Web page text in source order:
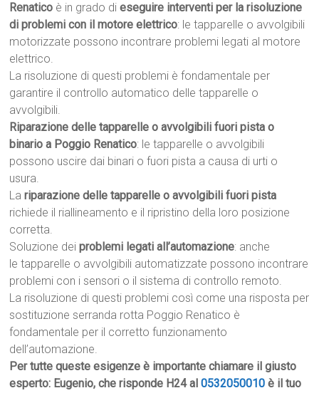
Renatico è in grado dieseguire interventi per la risoluzione
di problemi con il motore elettrico: le tapparelle o avvolgibili
motorizzate possono incontrare problemi legati al motore
elettrico.
La risoluzione di questi problemi è fondamentale per
garantire il controllo automatico delle tapparelle o
avvolgibili.
Riparazione delle tapparelle o avvolgibili fuori pista o
binario a Poggio Renatico: le tapparelle o avvolgibili
possono uscire dai binari o fuori pista a causa di urti o
usura.
Lariparazione delle tapparelle o avvolgibili fuori pista
richiede il riallineamento e il ripristino della loro posizione
corretta.
Soluzione deiproblemi legati all’automazione: anche
le tapparelle o avvolgibili automatizzate possono incontrare
problemi con i sensori o il sistema di controllo remoto.
La risoluzione di questi problemi così come una risposta per
sostituzione serranda rotta Poggio Renatico è
fondamentale per il corretto funzionamento
dell’automazione.
Per tutte queste esigenze è importante chiamare il giusto
esperto: Eugenio, che risponde H24 al0532050010 è il tuo